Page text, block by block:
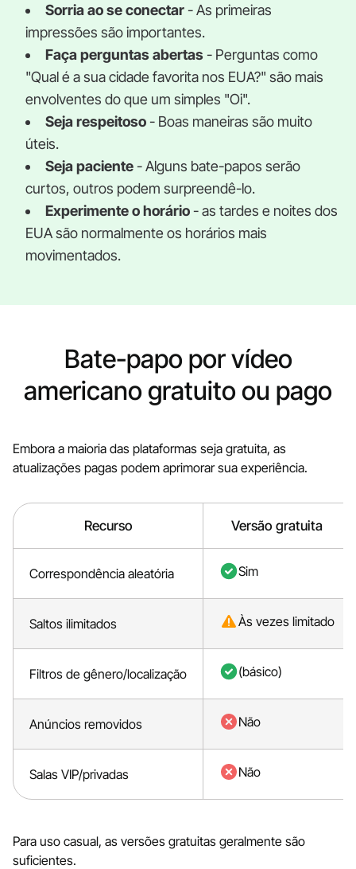
Sorria ao se conectar- As primeiras
impressões são importantes.
Faça perguntas abertas - Perguntas como
"Qual é a sua cidade favorita nos EUA?" são mais
envolventes do que um simples "Oi".
Seja respeitoso- Boas maneiras são muito
úteis.
Seja paciente- Alguns bate-papos serão
curtos, outros podem surpreendê-lo.
Experimente o horário- as tardes e noites dos
EUA são normalmente os horários mais
movimentados.
Bate-papo por vídeo
americano gratuito ou pago
Embora a maioria das plataformas seja gratuita, as
atualizações pagas podem aprimorar sua experiência.
Recurso Versão gratuita
Correspondência aleatória Sim
Saltos ilimitados Às vezes limitado
Filtros de gênero/localização (básico)
Anúncios removidos Não
Salas VIP/privadas Não
Para uso casual, as versões gratuitas geralmente são
suficientes.